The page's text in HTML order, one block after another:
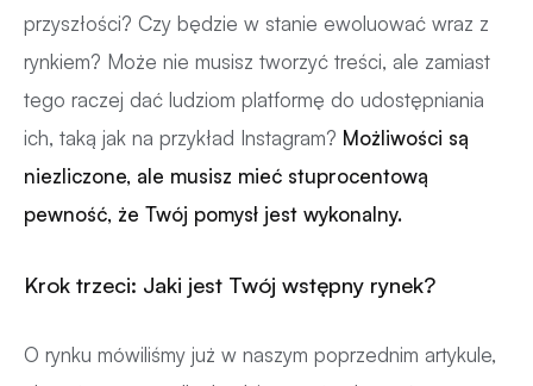
przyszłości? Czy będzie w stanie ewoluować wraz z
rynkiem? Może nie musisz tworzyć treści, ale zamiast
tego raczej dać ludziom platformę do udostępniania
ich, taką jak na przykład Instagram? Możliwości są
niezliczone, ale musisz mieć stuprocentową
pewność, że Twój pomysł jest wykonalny.
Krok trzeci: Jaki jest Twój wstępny rynek?
O rynku mówiliśmy już w naszym poprzednim artykule,